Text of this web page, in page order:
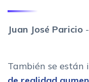
Juan José Paricio
También se están